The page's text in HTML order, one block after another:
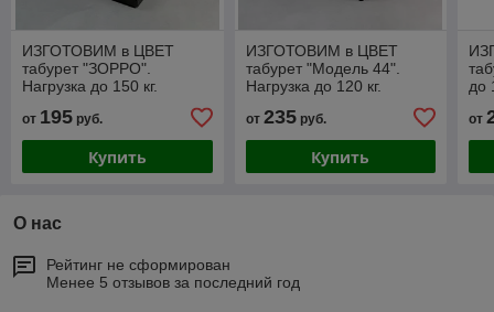
ИЗГОТОВИМ в ЦВЕТ
табурет "ЗОРРО".
Нагрузка до 150 кг.
от 195 руб.
Купить
ИЗГОТОВИМ в ЦВЕТ
табурет "Модель 44".
Нагрузка до 120 кг.
от 235руб.
Купить
до
от
О нас
Рейтинг не сформирован
Менее 5 отзывов за последний год